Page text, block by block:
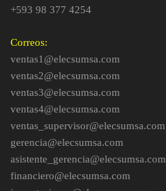
+593 98 377 4254
Correos:
ventas1@elecsumsa.com
ventas2@elecsumsa.com
ventas3@elecsumsa.com
ventas4@elecsumsa.com
ventas_supervisor@elecsumsa.com
gerencia@elecsumsa.com
asistente_gerencia@elecsumsa.com
financiero@elecsumsa.com